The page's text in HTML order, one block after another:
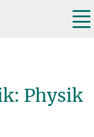
Physik